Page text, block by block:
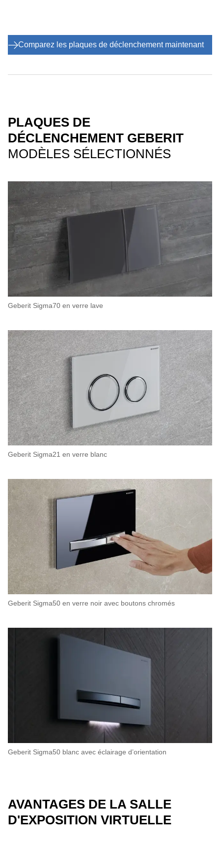
Comparez les plaques de déclenchement maintenant
PLAQUES DE
DÉCLENCHEMENT GEBERIT
MODÈLES SÉLECTIONNÉS
Geberit Sigma70 en verre lave
Geberit Sigma21 en verre blanc
Geberit Sigma50 en verre noir avec boutons chromés
Geberit Sigma50 blanc avec éclairage d’orientation
AVANTAGES DE LA SALLE
D'EXPOSITION VIRTUELLE